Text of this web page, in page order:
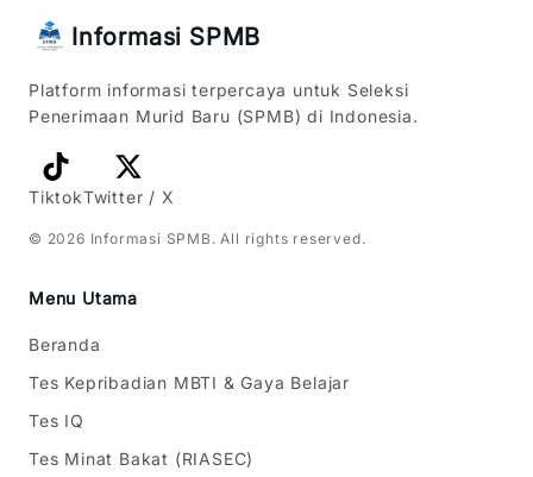
Informasi SPMB
Platform informasi terpercaya untuk Seleksi
Penerimaan Murid Baru (SPMB) di Indonesia.
TiktokTwitter / X
© 2026 Informasi SPMB . All rights reserved.
Menu Utama
Beranda
Tes Kepribadian MBTI & Gaya Belajar
Tes IQ
Tes Minat Bakat (RIASEC)